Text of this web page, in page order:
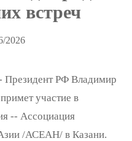
встреч
2026
РФ Владимир
участие в
-- Ассоциация
/АСЕАН/ в Казани.